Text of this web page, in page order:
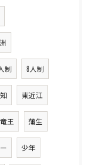
制 8人制
東近江
竜王 蒲生
少年